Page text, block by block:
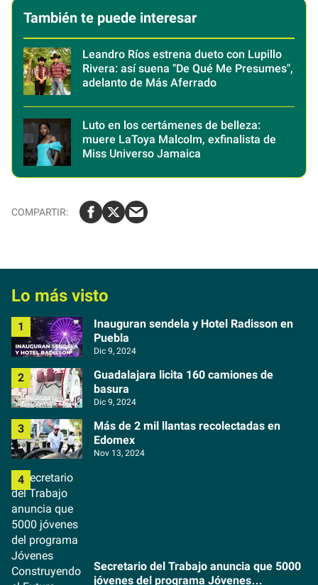
También te puede interesar
Leandro Ríos estrena dueto con Lupillo
Rivera: así suena "De Qué Me Presumes",
adelanto de Más Aferrado
Luto en los certámenes de belleza:
muere LaToya Malcolm, exfinalista de
Miss Universo Jamaica
Lo más visto
Inauguran sendela y Hotel Radisson en
Puebla
Dic 9, 2024
Guadalajara licita 160 camiones de
basura
Dic 9, 2024
Más de 2 mil llantas recolectadas en
Edomex
Nov 13, 2024
Secretario del Trabajo anuncia que 5000
jóvenes del programa Jóvenes